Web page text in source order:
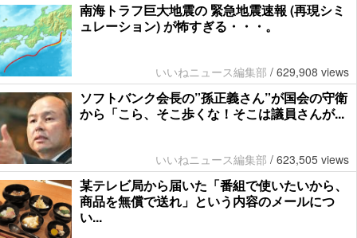
南海トラフ巨大地震の 緊急地震速報 (再現シミ
ュレーション) が怖すぎる・・・。
いいねニュース編集部 / 629,908 views
ソフトバンク会長の”孫正義さん”が国会の守衛
から「こら、そこ歩くな！そこは議員さんが...
いいねニュース編集部 / 623,505 views
某テレビ局から届いた「番組で使いたいから、
商品を無償で送れ」という内容のメールにつ
い...